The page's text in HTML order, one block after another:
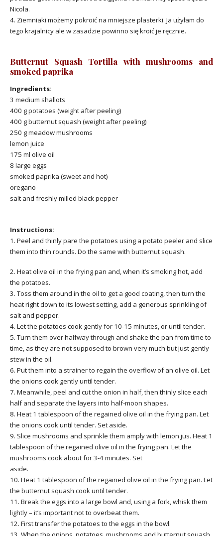
Nicola.
4. Ziemniaki możemy pokroić na mniejsze plasterki. Ja użyłam do
tego krajalnicy ale w zasadzie powinno się kroić je ręcznie.
Butternut Squash Tortilla with mushrooms and
smoked paprika
Ingredients:
3 medium shallots
400 g potatoes (weight after peeling)
400 g butternut squash (weight after peeling)
250 g meadow mushrooms
lemon juice
175 ml olive oil
8 large eggs
smoked paprika (sweet and hot)
oregano
salt and freshly milled black pepper
Instructions:
1. Peel and thinly pare the potatoes using a potato peeler and slice
them into thin rounds. Do the same with butternut squash.
2. Heat olive oil in the frying pan and, when it’s smoking hot, add
the potatoes.
3. Toss them around in the oil to get a good coating, then turn the
heat right down to its lowest setting, add a generous sprinkling of
salt and pepper.
4. Let the potatoes cook gently for 10-15 minutes, or until tender.
5. Turn them over halfway through and shake the pan from time to
time, as they are not supposed to brown very much but just gently
stew in the oil.
6. Put them into a strainer to regain the overflow of an olive oil. Let
the onions cook gently until tender.
7. Meanwhile, peel and cut the onion in half, then thinly slice each
half and separate the layers into half-moon shapes.
8. Heat 1 tablespoon of the regained olive oil in the frying pan. Let
the onions cook until tender. Set aside.
9. Slice mushrooms and sprinkle them amply with lemon jus. Heat 1
tablespoon of the regained olive oil in the frying pan. Let the
mushrooms cook about for 3-4 minutes. Set
aside.
10. Heat 1 tablespoon of the regained olive oil in the frying pan. Let
the butternut squash cook until tender.
11. Break the eggs into a large bowl and, using a fork, whisk them
lightly – it’s important not to overbeat them.
12. First transfer the potatoes to the eggs in the bowl.